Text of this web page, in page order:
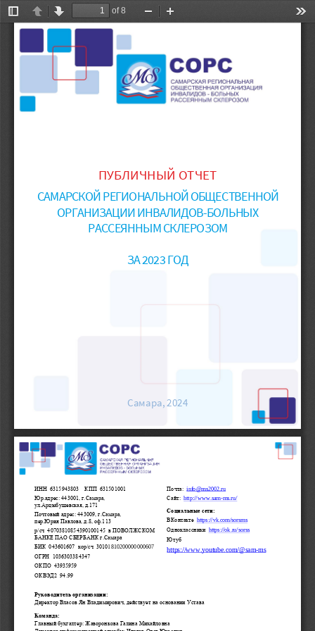
Toggle
Sidebar
PreviousNext
of 8
Zoom
ПУБЛИЧНЫЙ ОТЧЕТ
САМАРСКОЙ РЕГИОНАЛЬНОЙ ОБЩЕСТВЕННОЙ
ОРГАНИЗАЦИИ ИНВАЛИДОВ-БОЛЬНЫХ
РАССЕЯННЫМ СКЛЕРОЗОМ
ЗА 2023 ГОД
Самара, 2024
ИНН  6315943803    КПП  631501001
Юр.адрес: 443001, г.Самара,
ул.Арцыбушевская, д.171
Почтовый адрес: 443009, г.Самара,
пер.Юрия Павлова, д.8, оф.113
р/сч  40703810854390100145  в ПОВОЛЖСКОМ
БАНКЕ ПАО СБЕРБАНК г.Самара
БИК  043601607  кор/сч  30101810200000000607
ОГРН  1036303384347
ОКПО  43935959
ОКВЭД2  94.99
Почта: info@ms2002.ru
Сайт: http://www.sam-ms.ru/
Социальные сети:
ВКонтакте https://vk.com/sorsms
Одноклассники https://ok.ru/sorss
Ютуб
https://www.youtube .com/@sam-ms
Руководитель организации:
Директор Власов Ян Владимирович, действует на основании Устава
Команда:
Главный бухгалтер: Жаворонкова Галина Михайловна